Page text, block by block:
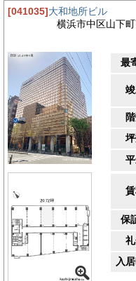
のブティック、インテリ
す。上品で洗練された雰
楽しむことができ、横浜
たれており、働く人々にと
っています。また、少し
レンガ倉庫」など、歴史
す。これらのエリアはビジ
や金融機関、企業のオフィ
業務上の利便性も非常に高
にも便利な環境です。生活
局、クリニック、コンビニ
徒歩圏内に揃っています。
生活のサポートにも不自由
ルディングの周辺は、横
でありながら、落ち着きと
ふれる景観と、港町特有の
この環境は、ビジネスの拠
場
駅からの距離
[041035]大和地所ビル
横浜市中区山下
最
保
入